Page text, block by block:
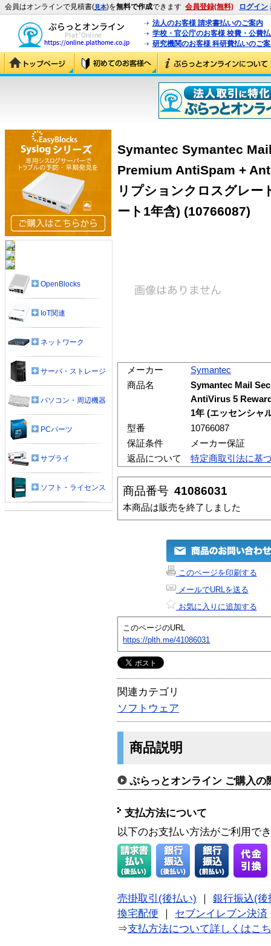
会員はオンラインで見積書(見本)を無料で作成できます 会員登録(無料) ログイン
法人のお客様 請求書払いのご案内
学校・官公庁のお客様 校費・公費
研究機関のお客様 科研費払いのご
Symantec Symantec
Premium AntiSpam +
リプションクロスグレー
ート1年含) (10766087)
メーカー
Symantec
商品名
Symantec Mail
AntiVirus 5
1年 (エッセンシャ
型番
10766087
保証条件
メーカー保証
返品について
特定商取引法に基
商品番号 41086031
本商品は販売を終了しました
このページを印刷する
メールでURLを送る
お気に入りに追加する
このページのURL
https://plth.me/41086031
関連カテゴリ
ソフトウェア
商品説明
ぷらっとオンライン ご購入の
支払方法について
以下のお支払い方法がご利用で
売掛取引(後払い)
銀行振込(後
換宅配便
セブンイレブン決済
⇒支払方法について詳しくはこ
OpenBlocks
IoT関連
ネットワーク
サーバ・ストレージ
パソコン・周辺機器
PCパーツ
サプライ
ソフト・ライセンス